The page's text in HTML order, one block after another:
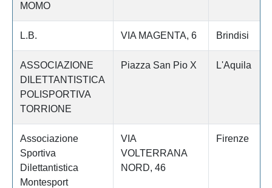
MOMO
L.B. VIA MAGENTA, 6 Brindisi
ASSOCIAZIONE
DILETTANTISTICA
POLISPORTIVA
TORRIONE
Piazza San Pio X L'Aquila
Associazione
Sportiva
Dilettantistica
Montesport
VIA
VOLTERRANA
NORD, 46
Firenze